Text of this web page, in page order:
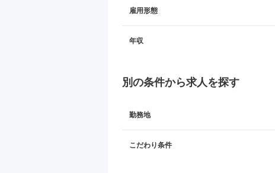
雇用形態
年収
別の条件から求人を探す
勤務地
こだわり条件